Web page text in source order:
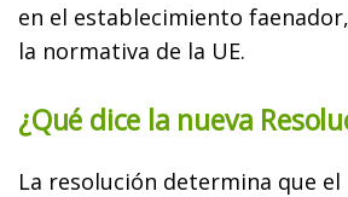
en el establecimiento
la normativa de la UE.
¿Qué dice la nueva
La resolución determina que